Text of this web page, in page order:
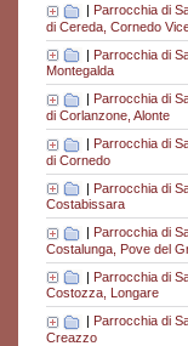
Parrocchia di
di Cereda, Cornedo
| Parrocchia di
Montegalda
Parrocchia di
di Corlanzone, Alonte
| Parrocchia di
di Cornedo
| Parrocchia di
Costabissara
| Parrocchia di
Costalunga, Pove del
| Parrocchia di
Costozza, Longare
Parrocchia di
Creazzo